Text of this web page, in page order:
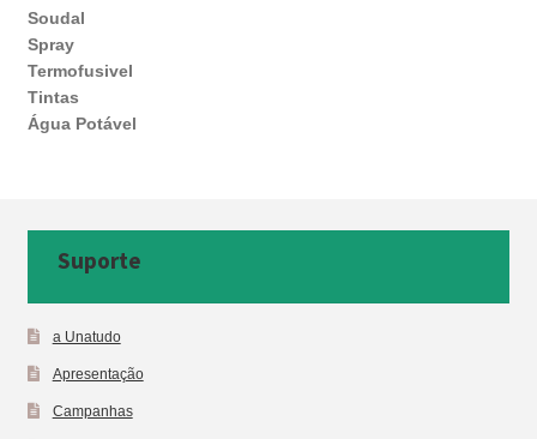
Soudal
Spray
Termofusivel
Tintas
Água Potável
Suporte
a Unatudo
Apresentação
Campanhas